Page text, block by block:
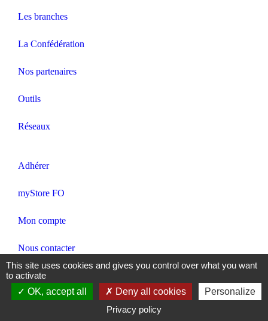
Les branches
La Confédération
Nos partenaires
Outils
Réseaux
Adhérer
myStore FO
Mon compte
Nous contacter
Mentions légales – RGPD
Gestion des cookies
This site uses cookies and gives you control over what you want
to activate
OK, accept all
Deny all cookies
Personalize
Privacy policy